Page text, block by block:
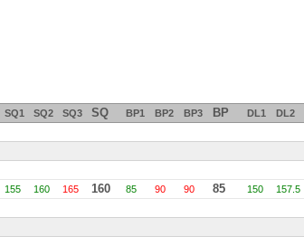
SQ1 SQ2 SQ3 SQ BP1 BP2 BP3 BP DL1 DL2
155 160 165 160 85 90 90 85 150 157.5